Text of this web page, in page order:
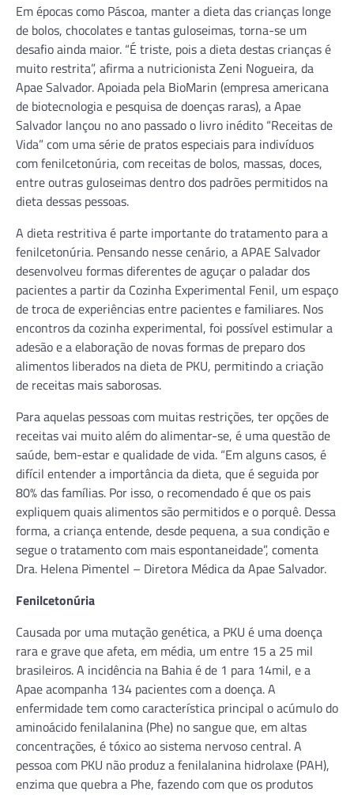
Em épocas como Páscoa, manter a dieta das crianças longe
de bolos, chocolates e tantas guloseimas, torna-se um
desafio ainda maior. “É triste, pois a dieta destas crianças é
muito restrita”, afirma a nutricionista Zeni Nogueira, da
Apae Salvador. Apoiada pela BioMarin (empresa americana
de biotecnologia e pesquisa de doenças raras), a Apae
Salvador lançou no ano passado o livro inédito “Receitas de
Vida” com uma série de pratos especiais para indivíduos
com fenilcetonúria, com receitas de bolos, massas, doces,
entre outras guloseimas dentro dos padrões permitidos na
dieta dessas pessoas.
A dieta restritiva é parte importante do tratamento para a
fenilcetonúria. Pensando nesse cenário, a APAE Salvador
desenvolveu formas diferentes de aguçar o paladar dos
pacientes a partir da Cozinha Experimental Fenil, um espaço
de troca de experiências entre pacientes e familiares. Nos
encontros da cozinha experimental, foi possível estimular a
adesão e a elaboração de novas formas de preparo dos
alimentos liberados na dieta de PKU, permitindo a criação
de receitas mais saborosas.
Para aquelas pessoas com muitas restrições, ter opções de
receitas vai muito além do alimentar-se, é uma questão de
saúde, bem-estar e qualidade de vida. “Em alguns casos, é
difícil entender a importância da dieta, que é seguida por
80% das famílias. Por isso, o recomendado é que os pais
expliquem quais alimentos são permitidos e o porquê. Dessa
forma, a criança entende, desde pequena, a sua condição e
segue o tratamento com mais espontaneidade”, comenta
Dra. Helena Pimentel – Diretora Médica da Apae Salvador.
Fenilcetonúria
Causada por uma mutação genética, a PKU é uma doença
rara e grave que afeta, em média, um entre 15 a 25 mil
brasileiros. A incidência na Bahia é de 1 para 14mil, e a
Apae acompanha 134 pacientes com a doença. A
enfermidade tem como característica principal o acúmulo do
aminoácido fenilalanina (Phe) no sangue que, em altas
concentrações, é tóxico ao sistema nervoso central. A
pessoa com PKU não produz a fenilalanina hidrolaxe (PAH),
enzima que quebra a Phe, fazendo com que os produtos